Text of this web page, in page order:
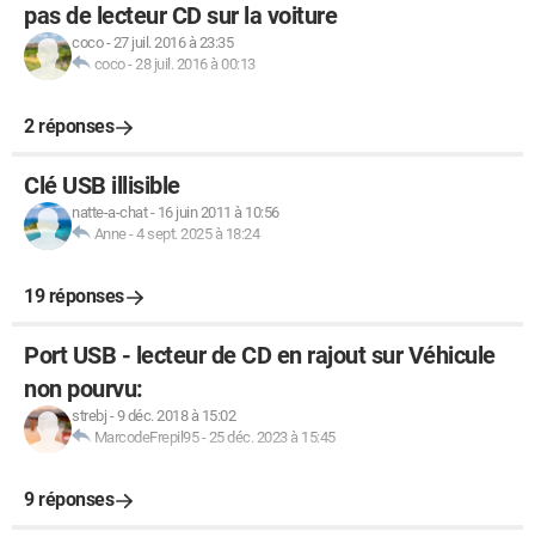
pas de lecteur CD sur la voiture
coco-27 juil. 2016 à 23:35
coco-28 juil. 2016 à 00:13
2 réponses
Clé USB illisible
natte-a-chat- 16 juin 2011 à 10:56
Anne-4 sept. 2025 à 18:24
19 réponses
Port USB - lecteur de CD en rajout sur Véhicule
non pourvu:
strebj -9 déc. 2018 à 15:02
MarcodeFrepil95-25 déc. 2023 à 15:45
9 réponses